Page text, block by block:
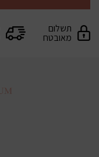
תשלום
מאובטח